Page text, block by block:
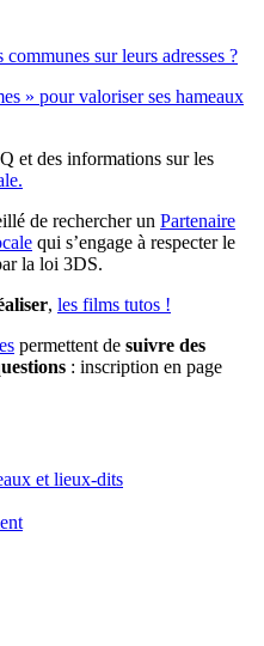
sur leurs adresses ?
» pour valoriser ses hameaux
et des informations sur les
de rechercher un Partenaire
qui s’engage à respecter le
la loi 3DS.
, les films tutos !
permettent de suivre des
: inscription en page
et lieux-dits